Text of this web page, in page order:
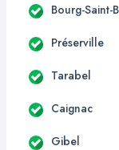
Bourg-Saint-
Préserville
Tarabel
Caignac
Gibel